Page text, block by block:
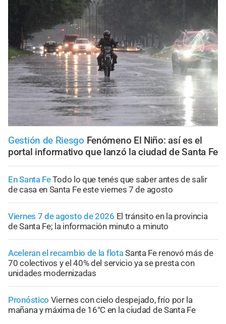
Gestión de Riesgo Fenómeno El Niño: así es el
portal informativo que lanzó la ciudad de Santa Fe
En Santa FeTodo lo que tenés que saber antes de salir
de casa en Santa Fe este viernes 7 de agosto
Viernes 7 de agosto de 2026 El tránsito en la provincia
de Santa Fe; la información minuto a minuto
Aceleran el recambio de la flotaSanta Fe renovó más de
70 colectivos y el 40% del servicio ya se presta con
unidades modernizadas
Pronóstico Viernes con cielo despejado, frío por la
mañana y máxima de 16°C en la ciudad de Santa Fe